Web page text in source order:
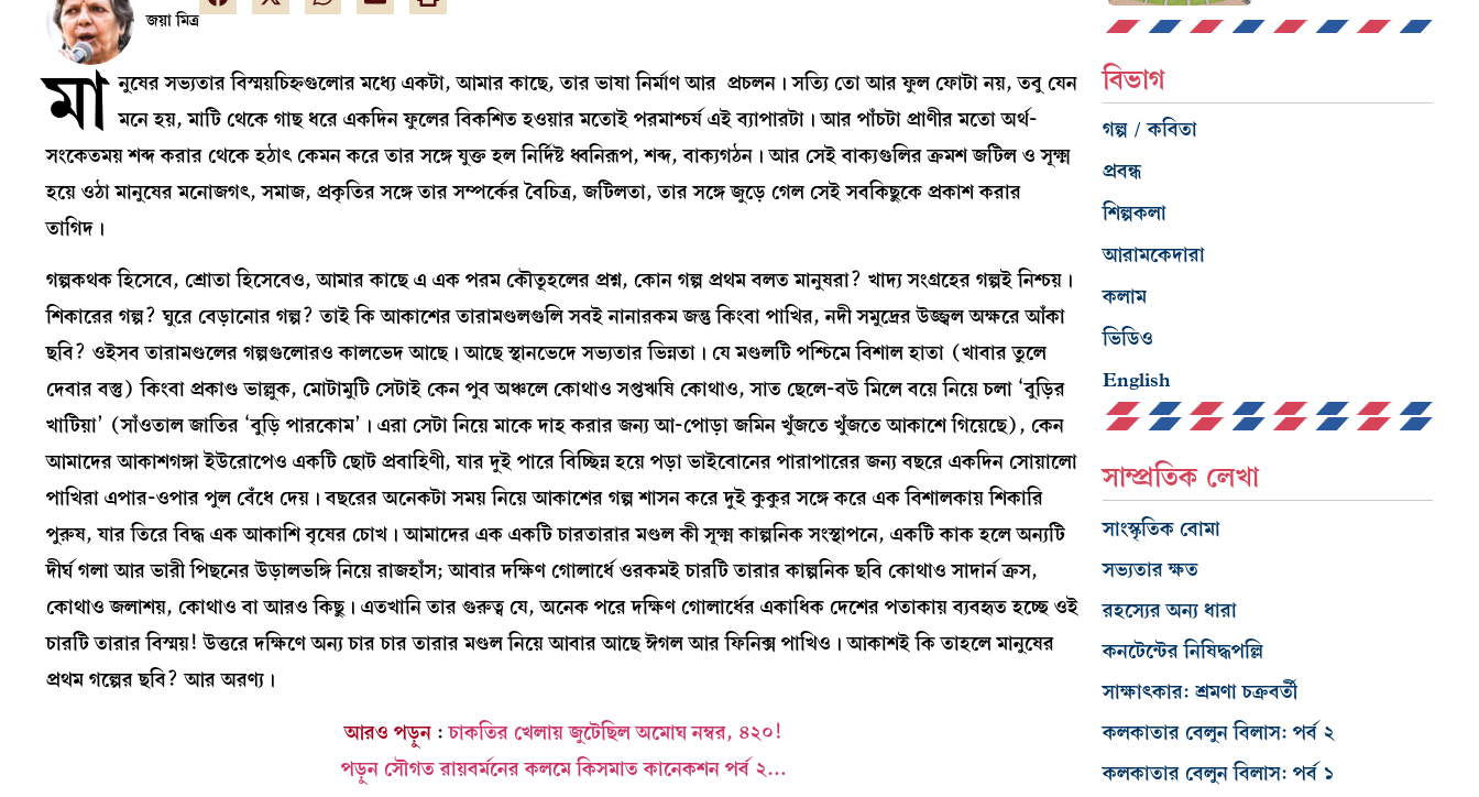
জয়া মিত্র
মা নুষের সভ্যতার বিস্ময়চিহ্নগুলোর মধ্যে একটা, আমার কাছে, তার ভাষা নির্মাণ আর প্রচলন। সত্যি তো আর ফুল ফোটা নয়, তবু যেন
মনে হয়, মাটি থেকে গাছ ধরে একদিন ফুলের বিকশিত হওয়ার মতোই পরমাশ্চর্য এই ব্যাপারটা। আর পাঁচটা প্রাণীর মতো অর্থ-
সংকেতময় শব্দ করার থেকে হঠাৎ কেমন করে তার সঙ্গে যুক্ত হল নির্দিষ্ট ধ্বনিরূপ, শব্দ, বাক্যগঠন। আর সেই বাক্যগুলির ক্রমশ জটিল ও সূক্ষ্ম
হয়ে ওঠা মানুষের মনোজগৎ, সমাজ, প্রকৃতির সঙ্গে তার সম্পর্কের বৈচিত্র, জটিলতা, তার সঙ্গে জুড়ে গেল সেই সবকিছুকে প্রকাশ করার
তাগিদ।
গল্পকথক হিসেবে, শ্রোতা হিসেবেও, আমার কাছে এ এক পরম কৌতূহলের প্রশ্ন, কোন গল্প প্রথম বলত মানুষরা? খাদ্য সংগ্রহের গল্পই নিশ্চয়।
শিকারের গল্প? ঘুরে বেড়ানোর গল্প? তাই কি আকাশের তারামণ্ডলগুলি সবই নানারকম জন্তু কিংবা পাখির, নদী সমুদ্রের উজ্জ্বল অক্ষরে আঁকা
ছবি? ওইসব তারামণ্ডলের গল্পগুলোরও কালভেদ আছে। আছে স্থানভেদে সভ্যতার ভিন্নতা। যে মণ্ডলটি পশ্চিমে বিশাল হাতা (খাবার তুলে
দেবার বস্তু) কিংবা প্রকাণ্ড ভাল্লুক, মোটামুটি সেটাই কেন পুব অঞ্চলে কোথাও সপ্তঋষি কোথাও, সাত ছেলে-বউ মিলে বয়ে নিয়ে চলা ‘বুড়ির
খাটিয়া’ (সাঁওতাল জাতির ‘বুড়ি পারকোম’। এরা সেটা নিয়ে মাকে দাহ করার জন্য আ-পোড়া জমিন খুঁজতে খুঁজতে আকাশে গিয়েছে), কেন
আমাদের আকাশগঙ্গা ইউরোপেও একটি ছোট প্রবাহিণী, যার দুই পারে বিচ্ছিন্ন হয়ে পড়া ভাইবোনের পারাপারের জন্য বছরে একদিন সোয়ালো
পাখিরা এপার-ওপার পুল বেঁধে দেয়। বছরের অনেকটা সময় নিয়ে আকাশের গল্প শাসন করে দুই কুকুর সঙ্গে করে এক বিশালকায় শিকারি
পুরুষ, যার তিরে বিদ্ধ এক আকাশি বৃষের চোখ। আমাদের এক একটি চারতারার মণ্ডল কী সূক্ষ্ম কাল্পনিক সংস্থাপনে, একটি কাক হলে অন্যটি
দীর্ঘ গলা আর ভারী পিছনের উড়ালভঙ্গি নিয়ে রাজহাঁস; আবার দক্ষিণ গোলার্ধে ওরকমই চারটি তারার কাল্পনিক ছবি কোথাও সাদার্ন ক্রস,
কোথাও জলাশয়, কোথাও বা আরও কিছু। এতখানি তার গুরুত্ব যে, অনেক পরে দক্ষিণ গোলার্ধের একাধিক দেশের পতাকায় ব্যবহৃত হচ্ছে ওই
চারটি তারার বিস্ময়! উত্তরে দক্ষিণে অন্য চার চার তারার মণ্ডল নিয়ে আবার আছে ঈগল আর ফিনিক্স পাখিও। আকাশই কি তাহলে মানুষের
প্রথম গল্পের ছবি? আর অরণ্য।
আরও পড়ুন : চাকতির খেলায় জুটেছিল অমোঘ নম্বর, ৪২০!
পড়ুন সৌগত রায়বর্মনের কলমে কিসমাত কানেকশন পর্ব ২…
বিভাগ
গল্প / কবিতা
প্রবন্ধ
শিল্পকলা
আরামকেদারা
কলাম
ভিডিও
English
সাম্প্রতিক লেখা
সাংস্কৃতিক বোমা
সভ্যতার ক্ষত
রহস্যের অন্য ধারা
কনটেন্টের নিষিদ্ধপল্লি
সাক্ষাৎকার: শ্রমণা চক্রবর্তী
কলকাতার বেলুন বিলাস: পর্ব ২
কলকাতার বেলুন বিলাস: পর্ব ১